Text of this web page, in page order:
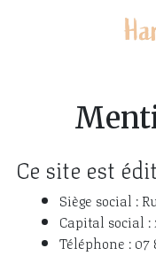
Ce site est
Siège social :
Capital social
Téléphone : 07